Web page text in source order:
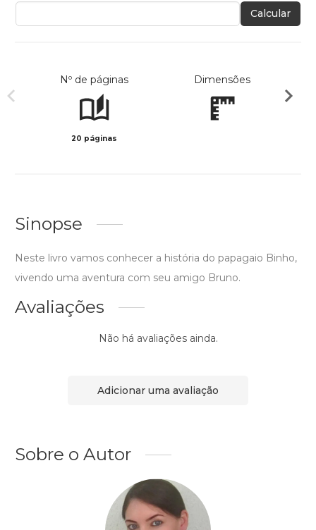
Calcular
Nº de páginas
20 páginas
Dimensões
Sinopse
Neste livro vamos conhecer a história do papagaio Binho,
vivendo uma aventura com seu amigo Bruno.
Avaliações
Não há avaliações ainda.
Adicionar uma avaliação
Sobre o Autor